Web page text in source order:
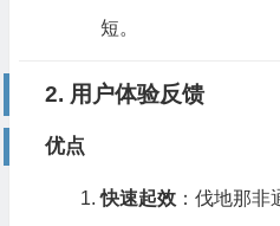
短。
2. 用户体验反馈
优点
快速起效：伐地那非